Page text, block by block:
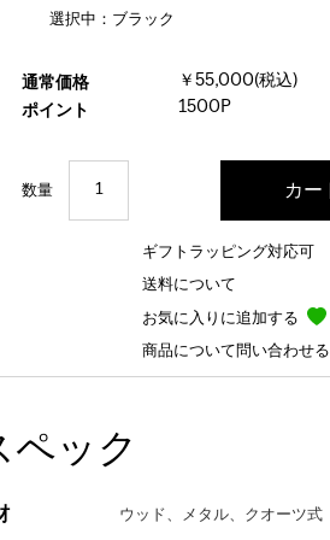
選択中：ブラック
通常価格
￥55,000(税込)
ポイント
1500P
数量
ギフトラッピング対応可
送料について
お気に入りに追加する
商品について問い合わせる
ペック
ウッド、メタル、クオーツ式